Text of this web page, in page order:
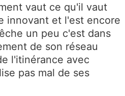
vaut ce qu'il vaut
innovant et l'est encore
un peu c'est dans
de son réseau
l'itinérance avec
pas mal de ses